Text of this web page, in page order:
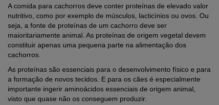
A comida para cachorros deve conter proteínas de elevado valor
nutritivo, como por exemplo de músculos, lacticínios ou ovos. Ou
seja, a fonte de proteínas de um cachorro deve ser
maioritariamente animal. As proteínas de origem vegetal devem
constituir apenas uma pequena parte na alimentação dos
cachorros.
As proteínas são essenciais para o desenvolvimento físico e para
a formação de novos tecidos. E para os cães é especialmente
importante ingerir aminoácidos essenciais de origem animal,
visto que quase não os conseguem produzir.